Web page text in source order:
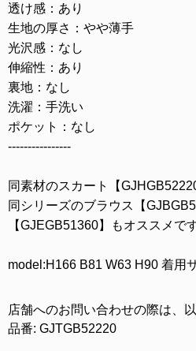
透け感：あり
生地の厚さ：やや薄手
光沢感：なし
伸縮性：あり
裏地：なし
洗濯：手洗い
ポケット：なし
----------------
同素材のスカート【
同シリーズのブラウス【
【GJEGB51360】もオススメです
model:H166 B81 W63 H90 着用
店舗へのお問い合わせの際は、
品番: GJTGB52220